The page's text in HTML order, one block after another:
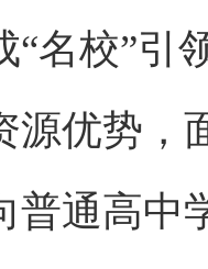
“名校”引
源优势，
普通高中